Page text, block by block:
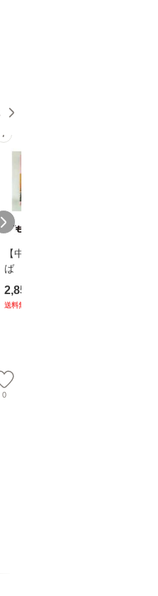
7
【中古】 耳をすませ
ば 〈2枚組〉 [DVD] /
ブエナ・ビスタ・ホー
ム・エンターテイメン
2,852
送料無料
0